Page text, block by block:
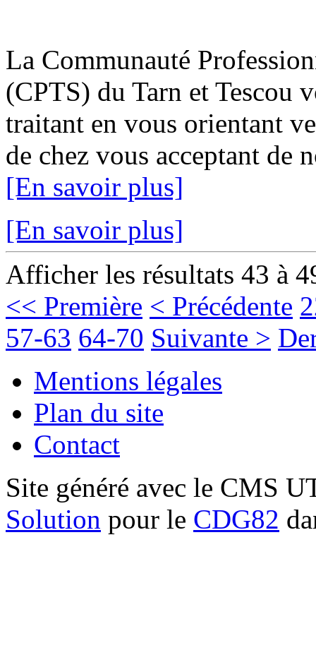
La Communauté
(CPTS) du Tarn et Tescou
traitant en vous orientant
de chez vous acceptant de
[En savoir plus]
[En savoir plus]
Afficher les résultats 43 à
<< Première < Précédente
57-63 64-70 Suivante >
Mentions légales
Plan du site
Contact
Site généré avec le CMS
Solution pour le CDG82